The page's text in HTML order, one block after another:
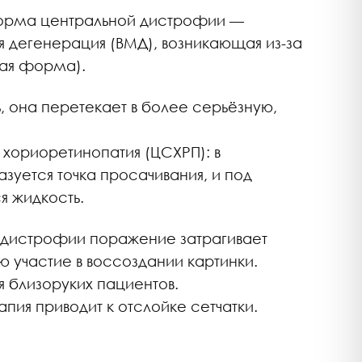
центральной дистрофии —
дегенерация (ВМД), возникающая из-за
форма).
она перетекает в более серьёзную,
(ЦСХРП): в
точка просачивания, и под
жидкость.
поражение затрагивает
в воссоздании картинки.
пациентов.
приводит к отслойке сетчатки.